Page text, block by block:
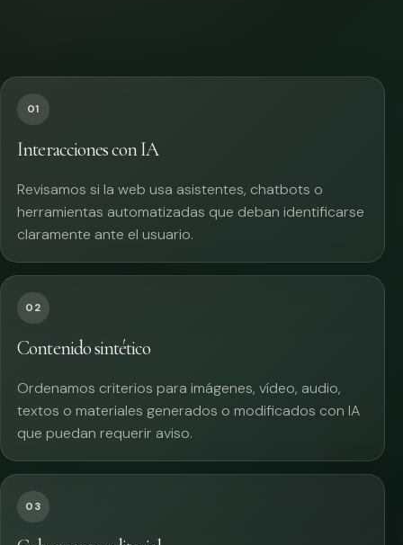
01
Interacciones con IA
Revisamos si la web usa asistentes, chatbots o
herramientas automatizadas que deban identificarse
claramente ante el usuario.
02
Contenido sintético
Ordenamos criterios para imágenes, vídeo, audio,
textos o materiales generados o modificados con IA
que puedan requerir aviso.
03